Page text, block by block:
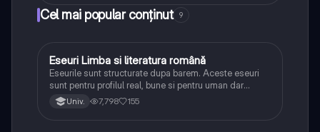
Cel mai popular conținut 9
Limba și literatura română
Eseuri Limba si literatura română
Eseurile sunt structurate dupa barem. Aceste eseuri
sunt pentru profilul real, bune si pentru uman dar
lipsesc relatiile dintre personaje si caracrerizarile.
Univ. 7,798 155